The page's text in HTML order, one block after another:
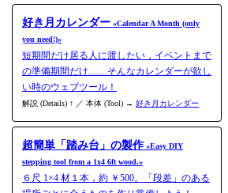
好き月カレンダー «Calendar A Month (only
you need!)»
短期間だけ居る人に渡したい，イベントまで
の準備期間だけ……そんなカレンダーが欲し
い時のウェブツール！
解説 (Details) ↑ ／ 本体 (Tool) → 好き月カレンダー
超簡単「踏み台」の製作 «Easy DIY
stepping tool from a 1x4 6ft wood.»
６尺 1×4 材１本，約 ￥500。「段差」のある